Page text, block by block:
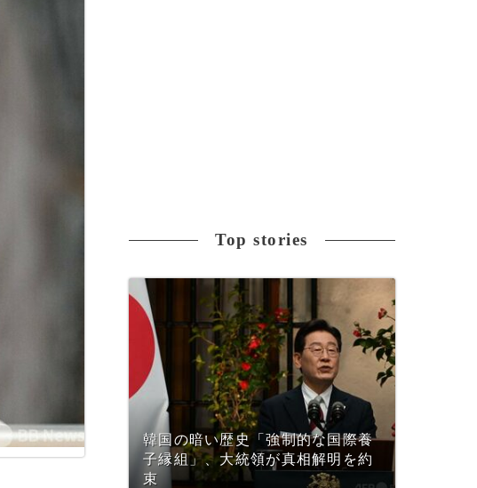
Top stories
韓国の暗い歴史「強制的な国際養
子縁組」、大統領が真相解明を約
束